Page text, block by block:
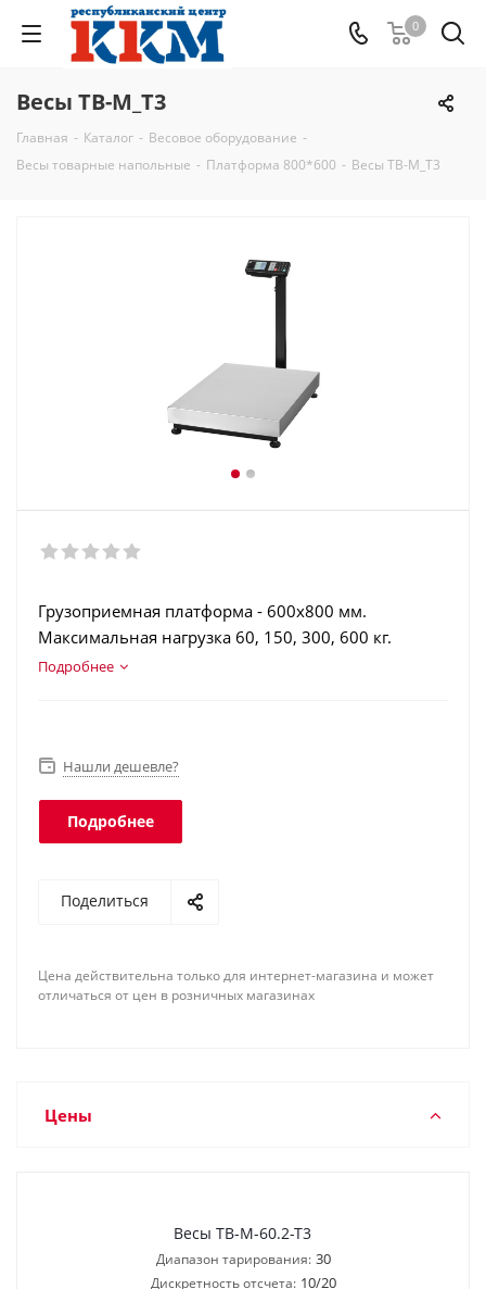
0
Весы TB-M_T3
Главная - Каталог - Весовое оборудование -
Весы товарные напольные - Платформа 800*600 - Весы TB-M_T3
Грузоприемная платформа - 600х800 мм.
Максимальная нагрузка 60, 150, 300, 600 кг.
ЖК индикатор с подсветкой. Аккумулятор.
Подробнее
Нашли дешевле?
Подробнее
Поделиться
Цена действительна только для интернет-магазина и может
отличаться от цен в розничных магазинах
Цены
Весы ТВ-M-60.2-T3
Диапазон тарирования: 30
Дискретность отсчета: 10/20